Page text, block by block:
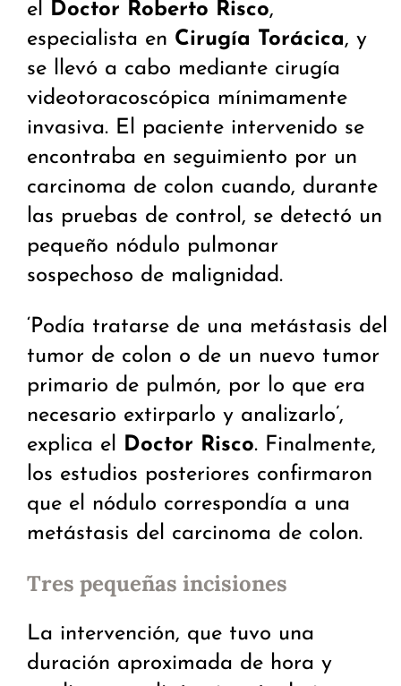
el Doctor Roberto Risco,
especialista en Cirugía Torácica, y
se llevó a cabo mediante cirugía
videotoracoscópica mínimamente
invasiva. El paciente intervenido se
encontraba en seguimiento por un
carcinoma de colon cuando, durante
las pruebas de control, se detectó un
pequeño nódulo pulmonar
sospechoso de malignidad.
‘Podía tratarse de una metástasis del
tumor de colon o de un nuevo tumor
primario de pulmón, por lo que era
necesario extirparlo y analizarlo’,
explica el Doctor Risco. Finalmente,
los estudios posteriores confirmaron
que el nódulo correspondía a una
metástasis del carcinoma de colon.
Tres pequeñas incisiones
La intervención, que tuvo una
duración aproximada de hora y